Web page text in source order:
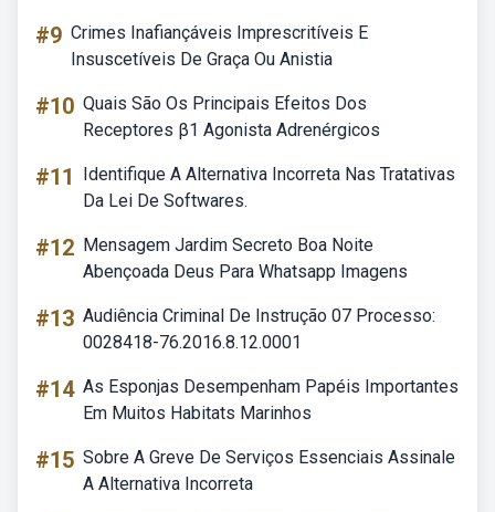
#9 Crimes Inafiançáveis Imprescritíveis E
Insuscetíveis De Graça Ou Anistia
#10 Quais São Os Principais Efeitos Dos
Receptores β1 Agonista Adrenérgicos
#11
Identifique A Alternativa Incorreta Nas Tratativas
Da Lei De Softwares.
#12 Mensagem Jardim Secreto Boa Noite
Abençoada Deus Para Whatsapp Imagens
#13 Audiência Criminal De Instrução 07 Processo:
0028418-76.2016.8.12.0001
#14 As Esponjas Desempenham Papéis Importantes
Em Muitos Habitats Marinhos
#15 Sobre A Greve De Serviços Essenciais Assinale
A Alternativa Incorreta